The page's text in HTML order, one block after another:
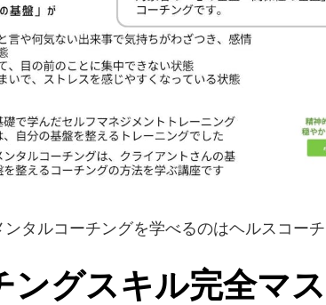
ンタルコーチングを学べるのはヘルスコー
ングスキル完全マ